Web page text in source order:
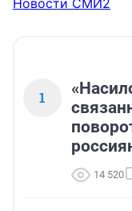
Новости СМИ2
1
14 520